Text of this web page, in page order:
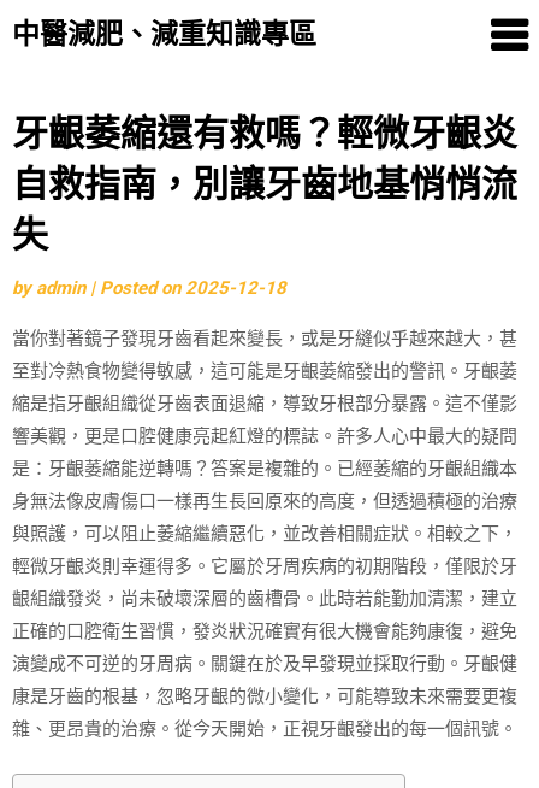
中醫減肥、減重知識專區
Skip
to
content
牙齦萎縮還有救嗎？輕微牙齦炎
自救指南，別讓牙齒地基悄悄流
失
byadmin | Posted on2025-12-18
當你對著鏡子發現牙齒看起來變長，或是牙縫似乎越來越大，甚
至對冷熱食物變得敏感，這可能是牙齦萎縮發出的警訊。牙齦萎
縮是指牙齦組織從牙齒表面退縮，導致牙根部分暴露。這不僅影
響美觀，更是口腔健康亮起紅燈的標誌。許多人心中最大的疑問
是：牙齦萎縮能逆轉嗎？答案是複雜的。已經萎縮的牙齦組織本
身無法像皮膚傷口一樣再生長回原來的高度，但透過積極的治療
與照護，可以阻止萎縮繼續惡化，並改善相關症狀。相較之下，
輕微牙齦炎則幸運得多。它屬於牙周疾病的初期階段，僅限於牙
齦組織發炎，尚未破壞深層的齒槽骨。此時若能勤加清潔，建立
正確的口腔衛生習慣，發炎狀況確實有很大機會能夠康復，避免
演變成不可逆的牙周病。關鍵在於及早發現並採取行動。牙齦健
康是牙齒的根基，忽略牙齦的微小變化，可能導致未來需要更複
雜、更昂貴的治療。從今天開始，正視牙齦發出的每一個訊號。